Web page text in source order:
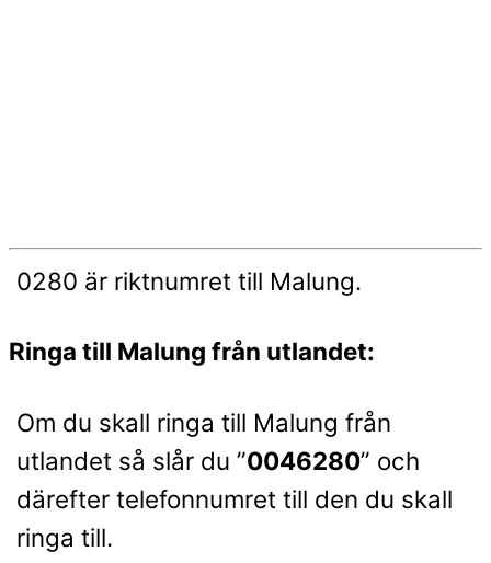
0280 är riktnumret till Malung.
Ringa till Malung från utlandet:
Om du skall ringa till Malung från
utlandet så slår du ”0046280” och
därefter telefonnumret till den du skall
ringa till.